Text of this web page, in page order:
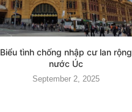
Biểu tình chống nhập cư lan rộng
nước Úc
September 2, 2025